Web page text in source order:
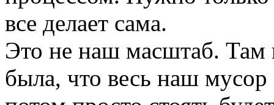
все делает сама.
Это не наш масштаб. Там
была, что весь наш мусор